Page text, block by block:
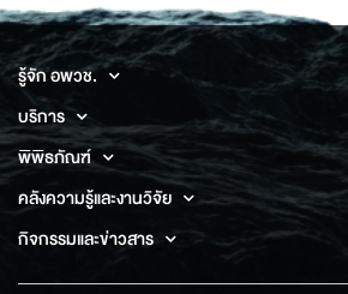
รู้จัก อพวช.
บริการ
พิพิธภัณฑ์
คลังความรู้และงานวิจัย
กิจกรรมและข่าวสาร